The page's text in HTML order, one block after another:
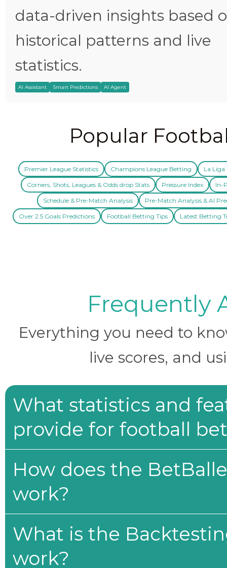
data-driven insights based
historical patterns and live
statistics.
AI Assistant Smart Predictions AI Agent
Popular
Premier League Statistics Champions League Betting La Liga
Corners, Shots, Leagues & Odds drop Stats Pressure Index In-
Schedule & Pre-Match Analysis Pre-Match Analysis & AI
Over 2.5 Goals Predictions Football Betting Tips Latest Betting
Frequently
Everything you need to
live scores, and
What statistics and
provide for football
How does the
work?
What is the
work?